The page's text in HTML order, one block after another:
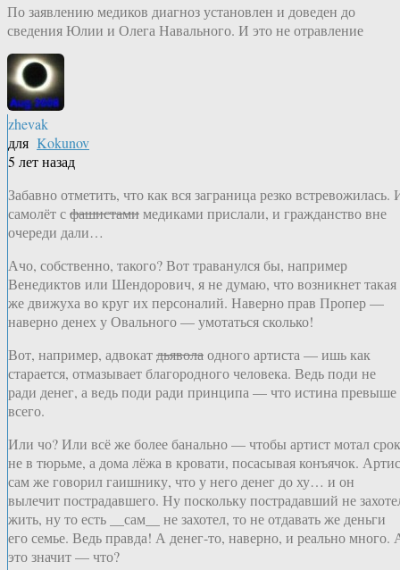
По заявлению медиков диагноз установлен и доведен до
сведения Юлии и Олега Навального. И это не отравление
zhevak
для Kokunov
5 лет назад
Забавно отметить, что как вся заграница резко встревожилась.
самолёт сфашистамимедиками прислали, и гражданство вне
очереди дали…
Ачо, собственно, такого? Вот траванулся бы, например
Венедиктов или Шендорович, я не думаю, что возникнет такая
же движуха во круг их персоналий. Наверно прав Пропер —
наверно денех у Овального — умотаться сколько!
Вот, например, адвокатдьяволаодного артиста — ишь как
старается, отмазывает благородного человека. Ведь поди не
ради денег, а ведь поди ради принципа — что истина превыше
всего.
Или чо? Или всё же более банально — чтобы артист мотал срок
не в тюрьме, а дома лёжа в кровати, посасывая конъячок.
сам же говорил гаишнику, что у него денег до ху… и он
вылечит пострадавшего. Ну поскольку пострадавший не
жить, ну то есть __сам__ не захотел, то не отдавать же деньги
его семье. Ведь правда! А денег-то, наверно, и реально много.
это значит — что?